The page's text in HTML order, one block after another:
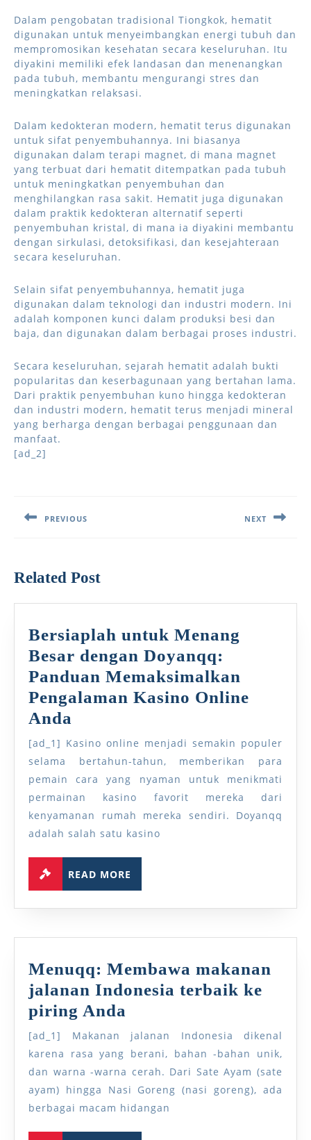
Dalam pengobatan tradisional Tiongkok, hematit
digunakan untuk menyeimbangkan energi tubuh dan
mempromosikan kesehatan secara keseluruhan. Itu
diyakini memiliki efek landasan dan menenangkan
pada tubuh, membantu mengurangi stres dan
meningkatkan relaksasi.
Dalam kedokteran modern, hematit terus digunakan
untuk sifat penyembuhannya. Ini biasanya
digunakan dalam terapi magnet, di mana magnet
yang terbuat dari hematit ditempatkan pada tubuh
untuk meningkatkan penyembuhan dan
menghilangkan rasa sakit. Hematit juga digunakan
dalam praktik kedokteran alternatif seperti
penyembuhan kristal, di mana ia diyakini membantu
dengan sirkulasi, detoksifikasi, dan kesejahteraan
secara keseluruhan.
Selain sifat penyembuhannya, hematit juga
digunakan dalam teknologi dan industri modern. Ini
adalah komponen kunci dalam produksi besi dan
baja, dan digunakan dalam berbagai proses industri.
Secara keseluruhan, sejarah hematit adalah bukti
popularitas dan keserbagunaan yang bertahan lama.
Dari praktik penyembuhan kuno hingga kedokteran
dan industri modern, hematit terus menjadi mineral
yang berharga dengan berbagai penggunaan dan
manfaat.
[ad_2]
PREVIOUS NEXT
Related Post
Bersiaplah untuk Menang
Besar dengan Doyanqq:
Panduan Memaksimalkan
Pengalaman Kasino Online
Anda
untuk
Menang
Besar
dengan
Doyanqq:
Panduan
Memaksimalkan
Pengalaman
Kasino
[ad_1] Kasino online menjadi semakin populer
selama bertahun-tahun, memberikan para
pemain cara yang nyaman untuk menikmati
permainan kasino favorit mereka dari
kenyamanan rumah mereka sendiri. Doyanqq
adalah salah satu kasino
READ MORE
Menuqq: Membawa makanan
jalanan Indonesia terbaik ke
piring Anda
Membawa
makanan
jalanan
Indonesia
terbaik
ke
[ad_1] Makanan jalanan Indonesia dikenal
karena rasa yang berani, bahan -bahan unik,
dan warna -warna cerah. Dari Sate Ayam (sate
ayam) hingga Nasi Goreng (nasi goreng), ada
berbagai macam hidangan